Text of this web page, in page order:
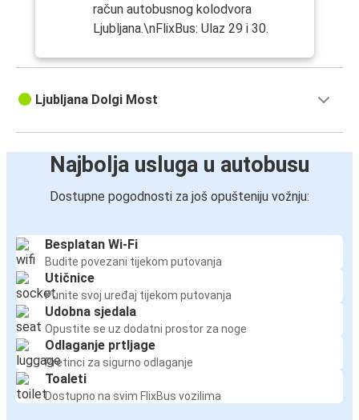
račun autobusnog kolodvora
Ljubljana.\nFlixBus: Ulaz 29 i 30.
Ljubljana Dolgi Most
Najbolja usluga u autobusu
Dostupne pogodnosti za još opušteniju vožnju:
Besplatan Wi-Fi
Budite povezani tijekom putovanja
Utičnice
Punite svoj uređaj tijekom putovanja
Udobna sjedala
Opustite se uz dodatni prostor za noge
Odlaganje prtljage
Pretinci za sigurno odlaganje
Toaleti
Dostupno na svim FlixBus vozilima